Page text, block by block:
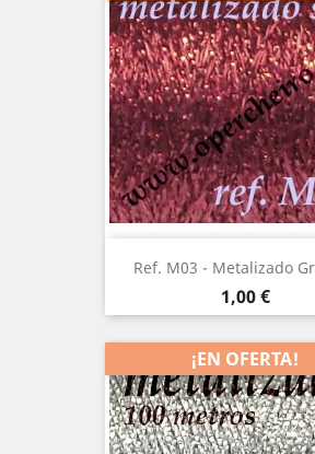
Ref. M03 - Metalizado
Precio
1,00 €
¡EN OFERTA!